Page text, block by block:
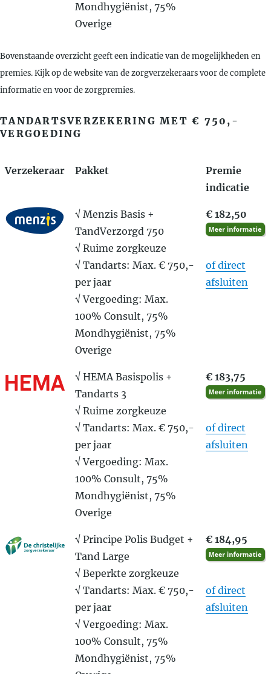
Mondhygiënist, 75%
Overige
Bovenstaande overzicht geeft een indicatie van de mogelijkheden en
premies. Kijk op de website van de zorgverzekeraars voor de complete
informatie en voor de zorgpremies.
TANDARTSVERZEKERING MET € 750,-
VERGOEDING
Verzekeraar Pakket
Premie
indicatie
√ Menzis Basis +
TandVerzorgd 750
√ Ruime zorgkeuze
√ Tandarts: Max. € 750,-
per jaar
√ Vergoeding: Max.
100% Consult, 75%
Mondhygiënist, 75%
Overige
€ 182,50
of direct
afsluiten
√ HEMA Basispolis +
Tandarts 3
√ Ruime zorgkeuze
√ Tandarts: Max. € 750,-
per jaar
√ Vergoeding: Max.
100% Consult, 75%
Mondhygiënist, 75%
Overige
€ 183,75
of direct
afsluiten
√ Principe Polis Budget +
Tand Large
√ Beperkte zorgkeuze
√ Tandarts: Max. € 750,-
per jaar
√ Vergoeding: Max.
100% Consult, 75%
Mondhygiënist, 75%
€ 184,95
of direct
afsluiten